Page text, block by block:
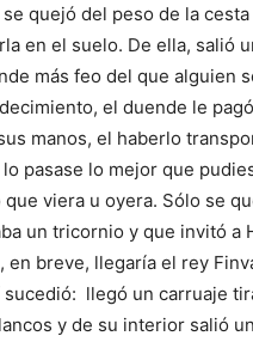
quejó del peso de la
en el suelo. De ella, salió
más feo del que alguien
el duende le
manos, el haberlo
pasase lo mejor que
que viera u oyera. Sólo se
un tricornio y que invitó a
en breve, llegaría el rey
sucedió: llegó un carruaje
y de su interior salió